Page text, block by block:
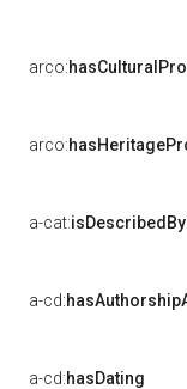
arco:
arco:
a-cat:
a-cd:
a-cd:hasDating